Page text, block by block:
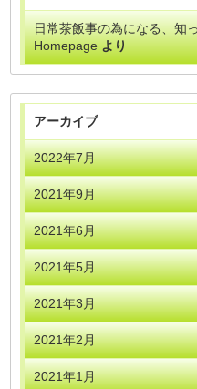
日常茶飯事の為になる、知
Homepageより
アーカイブ
2022年7月
2021年9月
2021年6月
2021年5月
2021年3月
2021年2月
2021年1月